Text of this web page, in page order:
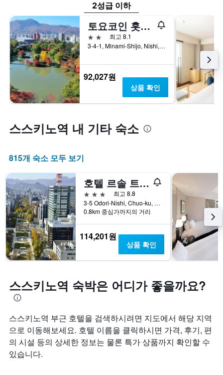
2성급 이하
토요코인 홋카이도 삿포로 스스키노 코사텡
2성급
최고 8.1
3-4-1, Minami-Shijo, Nishi, Chuo-ku, 삿포로, 일본
92,027원
상품 확인
스스키노역 내 기타 숙소
815개 숙소 모두 보기
호텔 르솔 트리니티 삿포로
3성급
최고 8.8
3-5 Odori-Nishi, Chuo-ku, 삿포로, 일본
0.8km 중심가까지의 거리
114,201원
상품 확인
스스키노역 숙박은 어디가 좋을까요?
스스키노역 부근 호텔을 검색하시려면 지도에서 해당 지역
으로 이동해보세요. 호텔 이름을 클릭하시면 가격, 후기, 편
의 시설 등의 상세한 정보는 물론 특가 상품까지 확인할 수
있습니다.